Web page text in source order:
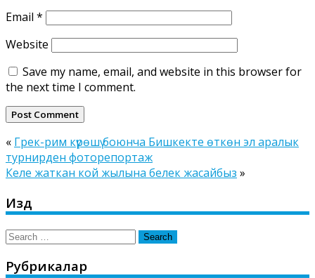
Email *
Website
Save my name, email, and website in this browser for
the next time I comment.
« Грек-рим күрөшү боюнча Бишкекте өткөн эл аралык
турнирден фоторепортаж
Келе жаткан кой жылына белек жасайбыз »
Издөө
Search
Рубрикалар